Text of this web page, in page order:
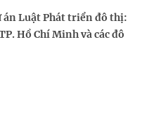
án Luật Phát triển đô thị:
Hồ Chí Minh và các đô